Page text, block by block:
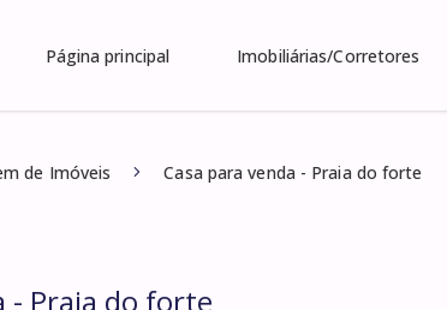
Página principal Imobiliárias/Corretores
de Imóveis Casa para venda - Praia do forte
- Praia do forte